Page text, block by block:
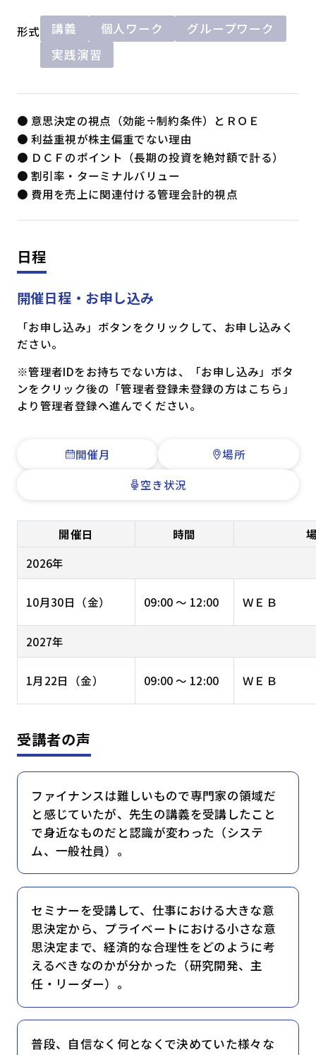
形式 講義 個人ワーク
グループワーク
実践演習
● 意思決定の視点（効能÷制約条件）とＲＯＥ
● 利益重視が株主偏重でない理由
● ＤＣＦのポイント（長期の投資を絶対額で計る）
● 割引率・ターミナルバリュー
● 費用を売上に関連付ける管理会計的視点
日程
開催日程・お申し込み
「お申し込み」ボタンをクリックして、お申し込みく
ださい。
※管理者IDをお持ちでない方は、「お申し込み」ボタ
ンをクリック後の「管理者登録未登録の方はこちら」
より管理者登録へ進んでください。
開催月
場所
空き状況
開催日 時間
2026年
10月30日（金） 09:00 ～ 12:00 ＷＥＢ
2027年
1月22日（金） 09:00 ～ 12:00 ＷＥＢ
受講者の声
ファイナンスは難しいもので専門家の領域だ
と感じていたが、先生の講義を受講したこと
で身近なものだと認識が変わった（システ
ム、一般社員）。
セミナーを受講して、仕事における大きな意
思決定から、プライベートにおける小さな意
思決定まで、経済的な合理性をどのように考
えるべきなのかが分かった（研究開発、主
任・リーダー）。
普段、自信なく何となくで決めていた様々な